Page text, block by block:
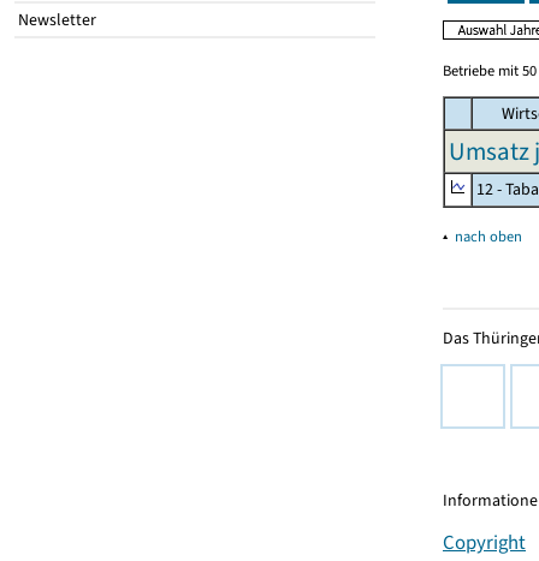
Newsletter
Betriebe mit
Umsatz
12 -
▴ nach oben
Das
Copyright